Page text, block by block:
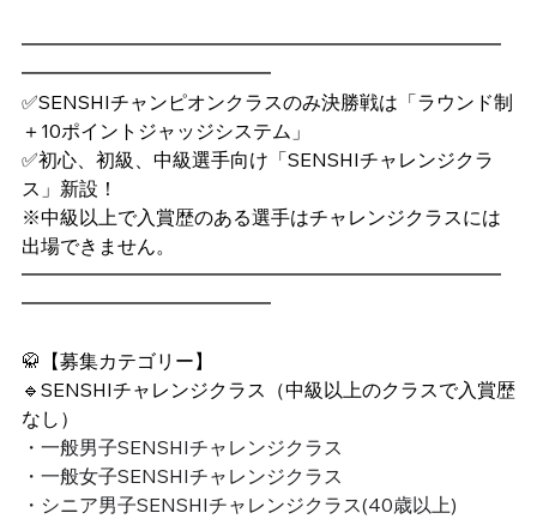
━━━━━━━━━━━━━━━━━━━━━━━━━
━━━━━━━━━━━━━
✅SENSHIチャンピオンクラスのみ決勝戦は「ラウンド制
＋10ポイントジャッジシステム」
✅初心、初級、中級選手向け「SENSHIチャレンジクラ
ス」新設！
※中級以上で入賞歴のある選手はチャレンジクラスには
出場できません。
━━━━━━━━━━━━━━━━━━━━━━━━━
━━━━━━━━━━━━━
🥋【募集カテゴリー】
🔹SENSHIチャレンジクラス（中級以上のクラスで入賞歴
なし）
・一般男子SENSHIチャレンジクラス
・一般女子SENSHIチャレンジクラス
・シニア男子SENSHIチャレンジクラス(40歳以上)